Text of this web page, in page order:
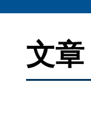
文章